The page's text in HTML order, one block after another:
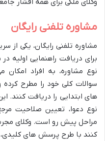
مشاوره تلفنی رایگان
مشاوره تلفنی رایگان، یکی
برای دریافت راهنمایی اولیه
نوع مشاوره، به افراد
سوالات کلی خود را مطرح
های ابتدایی را دریافت
نوع دعوا، تعیین صلاحیت
مراحل پیش رو است. وکلای
کنند با طرح پرسش های کلیدی،